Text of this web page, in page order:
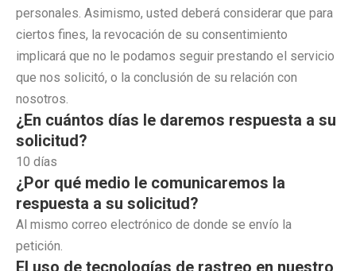
personales. Asimismo, usted deberá considerar que para
ciertos fines, la revocación de su consentimiento
implicará que no le podamos seguir prestando el servicio
que nos solicitó, o la conclusión de su relación con
nosotros.
¿En cuántos días le daremos respuesta a su
solicitud?
10 días
¿Por qué medio le comunicaremos la
respuesta a su solicitud?
Al mismo correo electrónico de donde se envío la
petición.
El uso de tecnologías de rastreo en nuestro